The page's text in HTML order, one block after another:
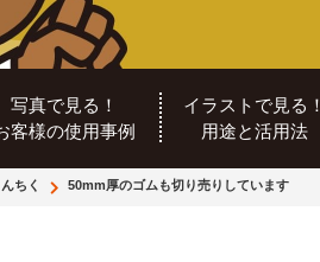
写真で見る！
客様の使用事例
イラストで見る！
用途と活用法
ちく 50mm厚のゴムも切り売りしています